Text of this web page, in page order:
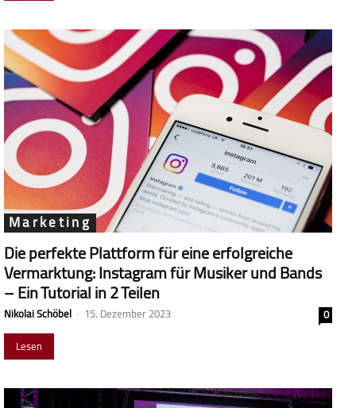
Marketing
Die perfekte Plattform für eine erfolgreiche
Vermarktung: Instagram für Musiker und Bands
– Ein Tutorial in 2 Teilen
Nikolai Schöbel - 15. Dezember 2023
0
Lesen